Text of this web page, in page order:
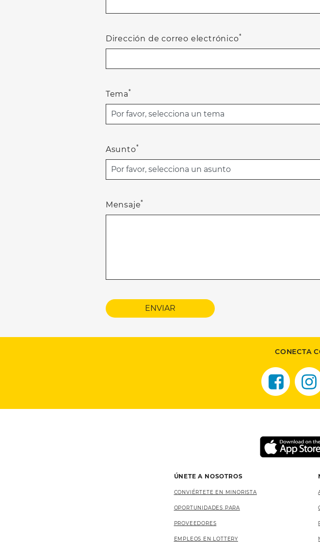
Dirección de correo electrónico*
Tema*
Asunto*
Mensaje*
ENVIAR
CONECTA
ÚNETE A NOSOTROS
CONVIÉRTETE EN MINORISTA
OPORTUNIDADES PARA
PROVEEDORES
EMPLEOS EN LOTTERY